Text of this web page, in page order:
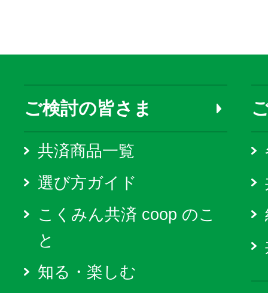
ご検討の皆さま
共済商品一覧
選び方ガイド
こくみん共済 coop のこ
と
知る・楽しむ